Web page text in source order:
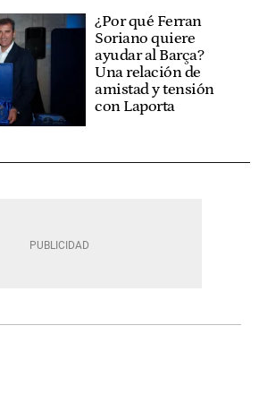
¿Por qué Ferran
Soriano quiere
ayudar al Barça?
Una relación de
amistad y tensión
con Laporta